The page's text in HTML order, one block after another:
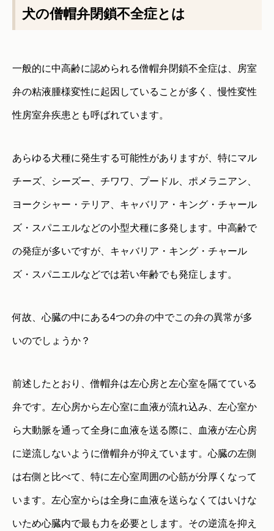
犬の僧帽弁閉鎖不全症とは
一般的に中高齢に認められる僧帽弁閉鎖不全症は、房室
弁の粘液腫様変性に起因していることが多く、慢性変性
性房室弁疾患とも呼ばれています。
あらゆる犬種に発生する可能性がありますが、特にマル
チーズ、シーズー、チワワ、プードル、ポメラニアン、
ヨークシャー・テリア、キャバリア・キング・チャール
ズ・スパニエルなどの小型犬種に多発します。中高齢で
の発症が多いですが、キャバリア・キング・チャール
ズ・スパニエルなどでは若い年齢でも発症します。
何故、心臓の中にある4つの弁の中でこの弁の異常が多
いのでしょうか？
前述したとおり、僧帽弁は左心房と左心室を隔てている
弁です。左心房から左心室に血液が流れ込み、左心室か
ら大動脈を通って全身に血液を送る際に、血液が左心房
に逆流しないように僧帽弁が抑えています。心臓の左側
は右側と比べて、特に左心室周囲の心筋が分厚くなって
います。左心室からは全身に血液を送らなくてはいけな
いため心臓内で最も力を必要とします。その逆流を抑え